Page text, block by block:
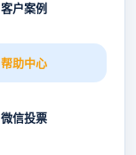
客户案例
帮助中心
微信投票